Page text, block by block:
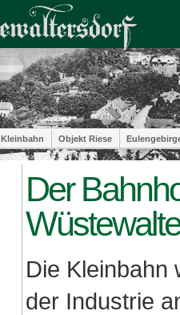
Kleinbahn Objekt Riese
Der
Die Kleinbahn
der Industrie